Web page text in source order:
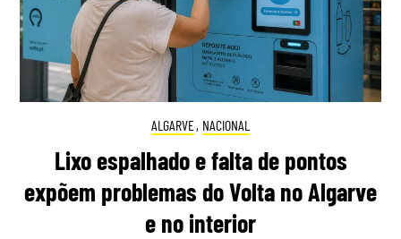
ALGARVE, NACIONAL
Lixo espalhado e falta de pontos
expõem problemas do Volta no Algarve
e no interior